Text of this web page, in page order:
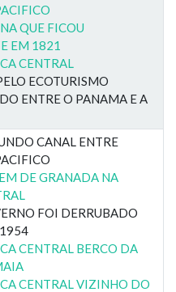
QUE FICOU
EM 1821
CENTRAL
ECOTURISMO
ENTRE O PANAMA E A
CANAL ENTRE
DE GRANADA NA
FOI DERRUBADO
CENTRAL BERCO DA
CENTRAL VIZINHO DO